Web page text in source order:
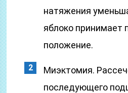
натяжения
яблоко принимает
положение.
Миэктомия.
последующего